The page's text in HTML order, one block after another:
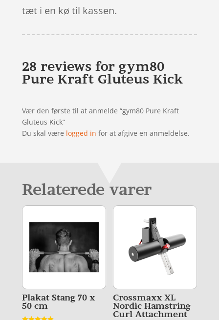
tæt i en kø til kassen.
28 reviews for gym80
Pure Kraft Gluteus Kick
Vær den første til at anmelde “gym80 Pure Kraft
Gluteus Kick”
Du skal være logged in for at afgive en anmeldelse.
Relaterede varer
Plakat Stang 70 x
50 cm
Crossmaxx XL
Nordic Hamstring
Curl Attachment